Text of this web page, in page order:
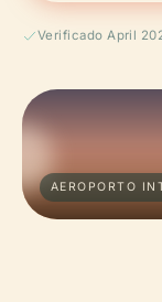
Verificado April
AEROPORTO